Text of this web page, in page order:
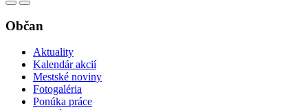
Občan
Aktuality
Kalendár akcií
Mestské noviny
Fotogaléria
Ponúka práce